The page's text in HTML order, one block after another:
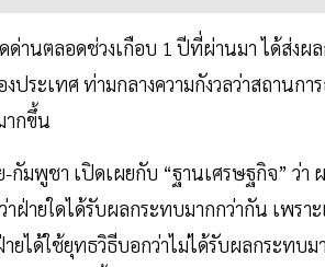
านตลอดช่วงเกือบ 1 ปีที่ผ่านมา ได้ส่งผ
ประเทศ ท่ามกลางความกังวลว่าสถานก
ากขึ้น
กัมพูชา เปิดเผยกับ “ฐานเศรษฐกิจ” ว่า
ฝ่ายใดได้รับผลกระทบมากกว่ากัน เพรา
ยได้ใช้ยุทธวิธีบอกว่าไม่ได้รับผลกระทบ